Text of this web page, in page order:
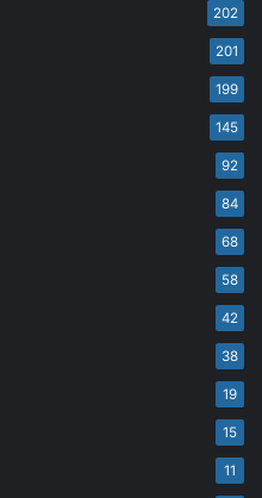
202
201
199
145
92
84
68
58
42
38
19
15
11